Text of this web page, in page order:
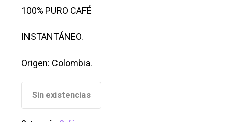
100% PURO CAFÉ
INSTANTÁNEO.
Origen: Colombia.
Sin existencias